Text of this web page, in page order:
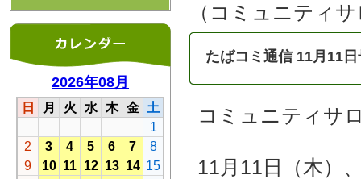
（コミュニティ
たばコミ通信 11月11
コミュニティサ
11月11日（木）